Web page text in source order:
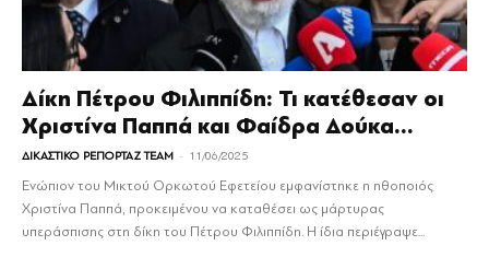
Δίκη Πέτρου Φιλιππίδη: Τι κατέθεσαν οι
Χριστίνα Παππά και Φαίδρα Δούκα...
ΔΙΚΑΣΤΙΚΟ ΡΕΠΟΡΤΑΖ TEAM - 11/06/2025
Ενώπιον του Μικτού Ορκωτού Εφετείου εμφανίστηκε η ηθοποιός
Χριστίνα Παππά, προκειμένου να καταθέσει ως μάρτυρας
υπεράσπισης στη δίκη του Πέτρου Φιλιππίδη. Η ίδια περιέγραψε...